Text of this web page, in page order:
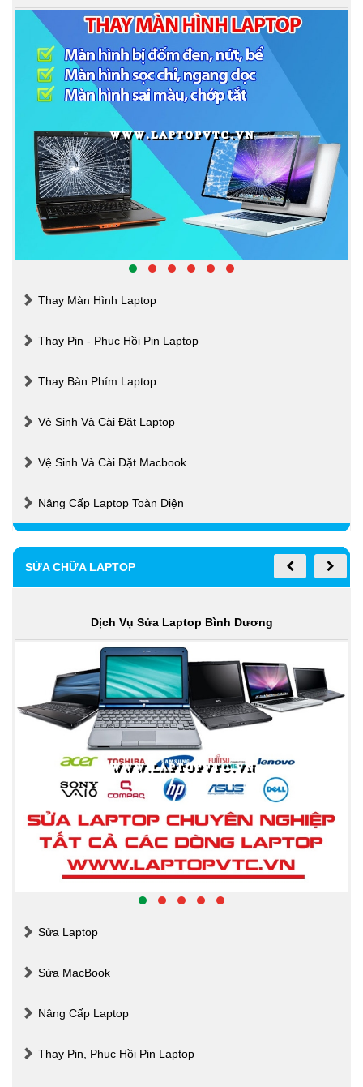
Thay Màn Hình Laptop
Thay Pin - Phục Hồi Pin Laptop
Thay Bàn Phím Laptop
Vệ Sinh Và Cài Đặt Laptop
Vệ Sinh Và Cài Đặt Macbook
Nâng Cấp Laptop Toàn Diện
SỬA CHỮA LAPTOP
Dịch Vụ Sửa Laptop Bình Dương
Sửa Laptop
Sửa MacBook
Nâng Cấp Laptop
Thay Pin, Phục Hồi Pin Laptop